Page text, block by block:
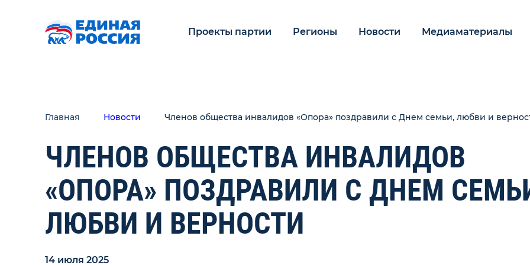
Проекты партии Регионы Новости Медиаматериалы
Главная Новости Членов общества инвалидов «Опора» поздравили с Днем семьи, любви и
ЧЛЕНОВ ОБЩЕСТВА ИНВАЛИДОВ
«ОПОРА» ПОЗДРАВИЛИ С ДНЕМ
ЛЮБВИ И ВЕРНОСТИ
14 июля 2025